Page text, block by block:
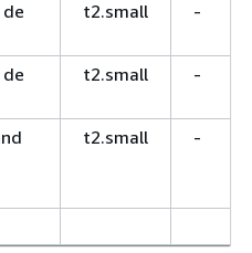
t2.small -
t2.small -
t2.small -